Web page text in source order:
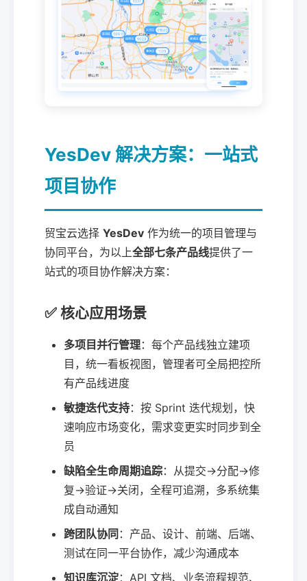
YesDev 解决方案：一站式
项目协作
贸宝云选择 YesDev 作为统一的项目管理与
协同平台，为以上全部七条产品线提供了一
站式的项目协作解决方案：
✅ 核心应用场景
多项目并行管理：每个产品线独立建项
目，统一看板视图，管理者可全局把控所
有产品线进度
敏捷迭代支持：按 Sprint 迭代规划，快
速响应市场变化，需求变更实时同步到全
员
缺陷全生命周期追踪：从提交→分配→修
复→验证→关闭，全程可追溯，多系统集
成自动通知
跨团队协同 ：产品、设计、前端、后端、
测试在同一平台协作，减少沟通成本
知识库沉淀：API 文档、业务流程规范、